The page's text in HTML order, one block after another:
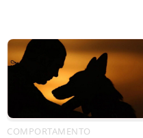
COMPORTAMENTO